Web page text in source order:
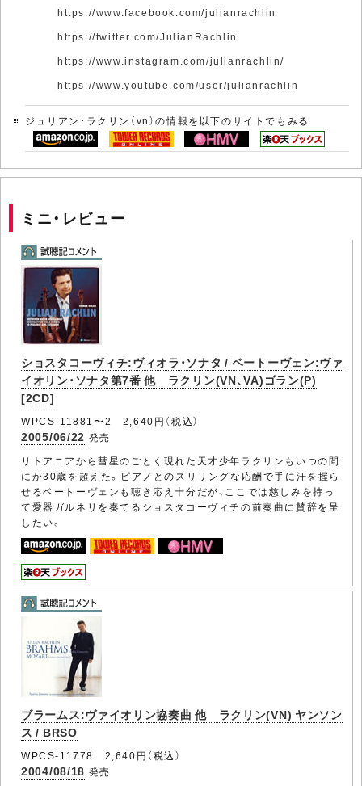
https://www.facebook.com/julianrachlin
https://twitter.com/JulianRachlin
https://www.instagram.com/julianrachlin/
https://www.youtube.com/user/julianrachlin
ジュリアン・ラクリン（vn）の情報を以下のサイトでもみる
ミニ・レビュー
ショスタコーヴィチ:ヴィオラ・ソナタ / ベートーヴェン:ヴァ
イオリン・ソナタ第7番 他 ラクリン(VN、VA)ゴラン(P)
[2CD]
WPCS-11881〜2 2,640円（税込）
2005/06/22 発売
リトアニアから彗星のごとく現れた天才少年ラクリンもいつの間
にか30歳を超えた。ピアノとのスリリングな応酬で手に汗を握ら
せるベートーヴェンも聴き応え十分だが、ここでは慈しみを持っ
て愛器ガルネリを奏でるショスタコーヴィチの前奏曲に賛辞を呈
したい。
ブラームス:ヴァイオリン協奏曲 他 ラクリン(VN) ヤンソン
ス / BRSO
WPCS-11778 2,640円（税込）
2004/08/18 発売